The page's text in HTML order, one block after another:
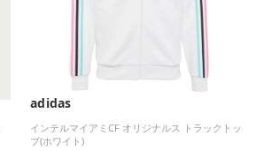
adidas
インテルマイアミCF オリジナルス トラックトッ
プ(ホワイト)